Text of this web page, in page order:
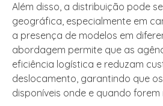
Além disso, a distribuição pode
geográfica, especialmente em
a presença de modelos em
abordagem permite que as
eficiência logística e reduzam
deslocamento, garantindo que
disponíveis onde e quando forem